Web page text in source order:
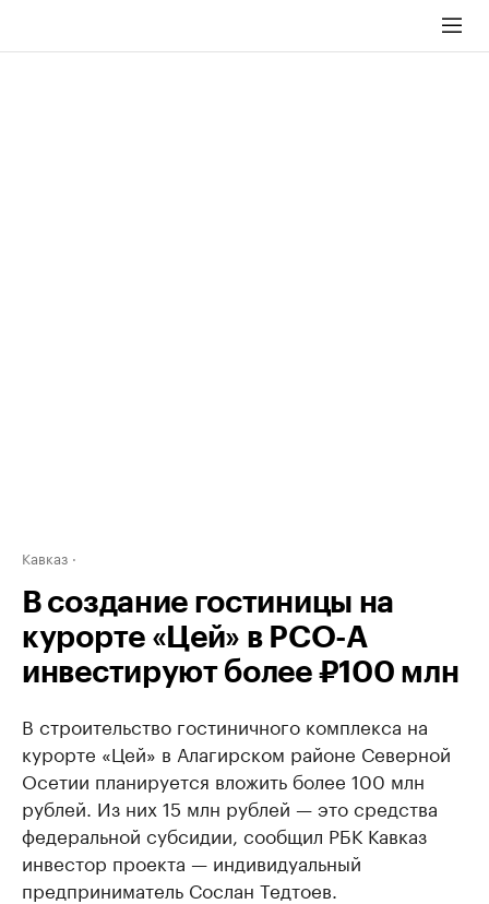
Кавказ
В создание гостиницы на
курорте «Цей» в РСО-А
инвестируют более ₽100 млн
В строительство гостиничного комплекса на
курорте «Цей» в Алагирском районе Северной
Осетии планируется вложить более 100 млн
рублей. Из них 15 млн рублей — это средства
федеральной субсидии, сообщил РБК Кавказ
инвестор проекта — индивидуальный
предприниматель Сослан Тедтоев.